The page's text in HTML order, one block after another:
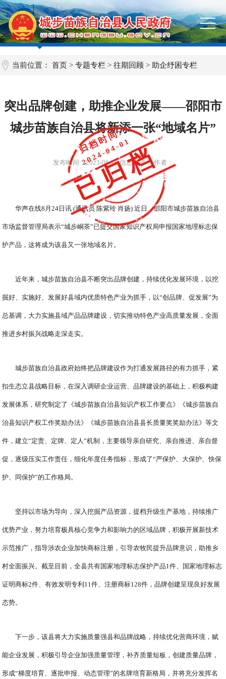
当前位置：首页 >专题专栏 >往期回顾 > 助企纾困专栏
突出品牌创建，助推企业发展——邵阳市
城步苗族自治县将新添一张“地域名片”
发布时间：2023-08-29信息来源： 作者：
华声在线8月24日讯 (通讯员 陈紫玲 肖扬) 近日，邵阳市城步苗族自治县
市场监督管理局表示“城步峒茶”已提交国家知识产权局申报国家地理标志保
护产品，这将成为该县又一张地域名片。
近年来，城步苗族自治县不断突出品牌创建，持续优化发展环境，以挖
掘好、实施好、发展好县域内优质特色产业为抓手，以“创品牌、促发展”为
总基调，大力实施县域产品品牌建设，切实推动特色产业高质量发展，全面
推进乡村振兴战略走深走实。
城步苗族自治县政府始终把品牌建设作为打通发展路径的有力抓手，紧
扣生态立县战略目标，在深入调研企业运营、品牌建设的基础上，积极构建
发展体系，研究制定了《城步苗族自治县知识产权工作要点》《城步苗族自
治县知识产权工作奖励办法》《城步苗族自治县县长质量奖奖励办法》等文
件，建立“定责、定牌、定人”机制，主要领导亲自研究、亲自推进、亲自督
促，逐级压实工作责任，细化年度任务指标，形成了“严保护、大保护、快保
护、同保护”的工作格局。
坚持以市场为导向，深入挖掘产品资源，提档升级生产基地，持续推广
优势产业，努力培育极具核心竞争力和影响力的区域品牌，积极开展新技术
示范推广，指导涉农企业加快商标注册，引导农牧民提升品牌意识，助推乡
村全面振兴。截至目前，全县共有国家地理标志保护产品1件、国家地理标志
证明商标2件、有效发明专利11件、注册商标128件，品牌创建呈现良好发展
态势。
下一步，该县将大力实施质量强县和品牌战略，持续优化营商环境，赋
能企业发展，积极引导企业加强质量管理，补齐质量短板，创建质量品牌，
形成“梯度培育、逐批申报、动态管理”的名牌培育新格局，并将充分发挥名
归档时间:
2024-04-01
已归档